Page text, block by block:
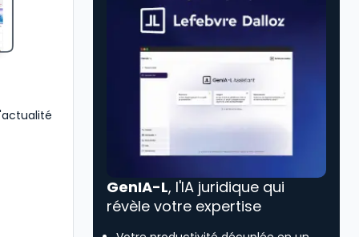
GenIA-L, l'IA juridique qui
révèle votre expertise